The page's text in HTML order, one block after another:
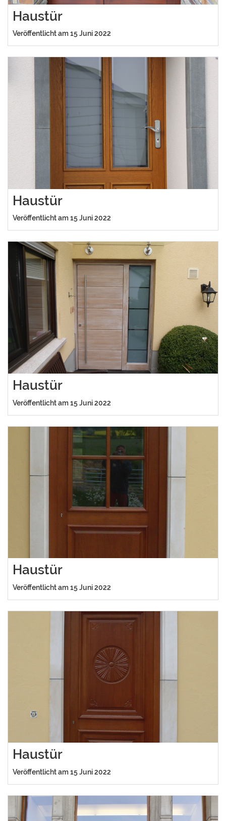
Haustür
Veröffentlicht am 15 Juni 2022
Haustür
Veröffentlicht am 15 Juni 2022
Haustür
Veröffentlicht am 15 Juni 2022
Haustür
Veröffentlicht am 15 Juni 2022
Haustür
Veröffentlicht am 15 Juni 2022